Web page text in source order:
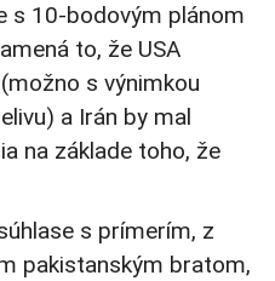
s 10-bodovým plánom
to, že USA
s výnimkou
a Irán by mal
na základe toho, že
s prímerím, z
pakistanským bratom,